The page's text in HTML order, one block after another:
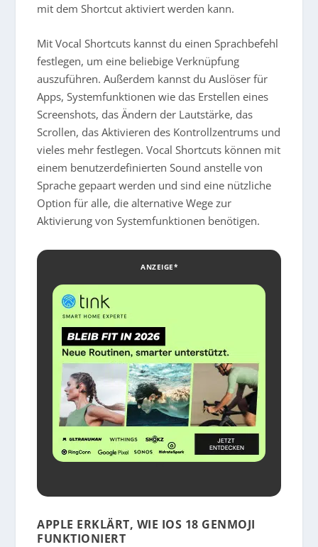
mit dem Shortcut aktiviert werden kann.
Mit Vocal Shortcuts kannst du einen Sprachbefehl
festlegen, um eine beliebige Verknüpfung
auszuführen. Außerdem kannst du Auslöser für
Apps, Systemfunktionen wie das Erstellen eines
Screenshots, das Ändern der Lautstärke, das
Scrollen, das Aktivieren des Kontrollzentrums und
vieles mehr festlegen. Vocal Shortcuts können mit
einem benutzerdefinierten Sound anstelle von
Sprache gepaart werden und sind eine nützliche
Option für alle, die alternative Wege zur
Aktivierung von Systemfunktionen benötigen.
ANZEIGE*
APPLE ERKLÄRT, WIE IOS 18 GENMOJI
FUNKTIONIERT